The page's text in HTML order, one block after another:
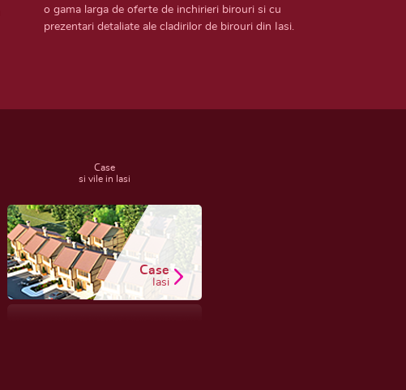
o gama larga de oferte de inchirieri birouri si cu
prezentari detaliate ale cladirilor de birouri din Iasi.
Case
si vile in Iasi
Case
Iasi